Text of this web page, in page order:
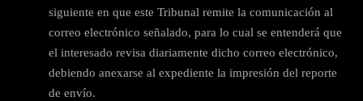
siguiente en que este Tribunal remite la comunicación al
correo electrónico señalado, para lo cual se entenderá que
el interesado revisa diariamente dicho correo electrónico,
debiendo anexarse al expediente la impresión del reporte
de envío.